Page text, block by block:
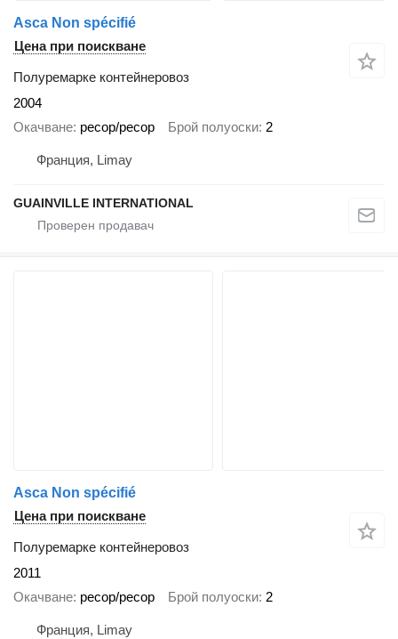
Asca Non spécifié
Цена при поискване
Полуремарке контейнеровоз
2004
Окачване ресор/ресор Брой полуоски 2
Франция, Limay
GUAINVILLE INTERNATIONAL
Asca Non spécifié
Цена при поискване
Полуремарке контейнеровоз
2011
Окачване ресор/ресор Брой полуоски 2
Франция, Limay